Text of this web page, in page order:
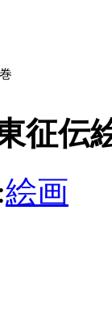
征伝
絵画